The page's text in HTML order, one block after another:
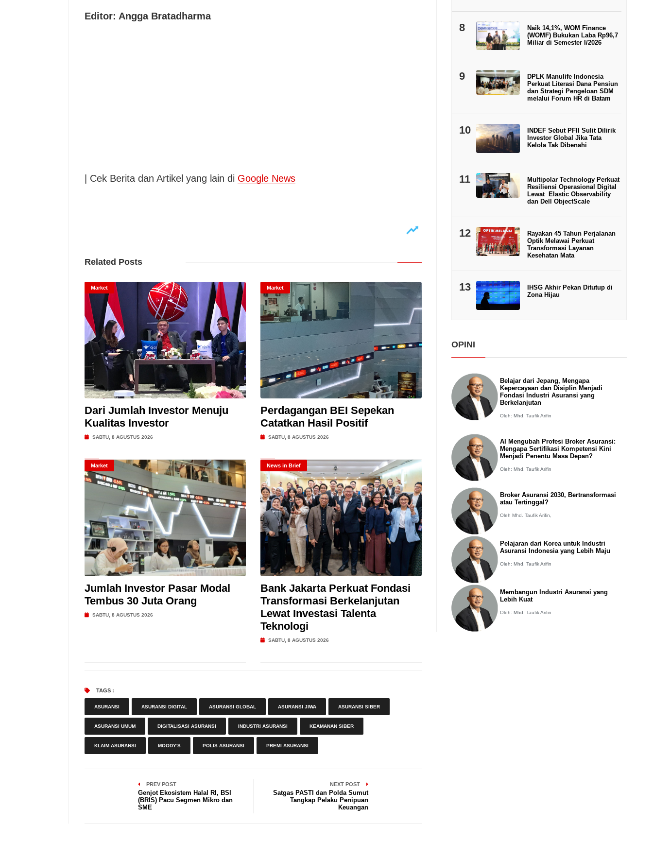
Editor: Angga Bratadharma
| Cek Berita dan Artikel yang lain di Google News
Related Posts
Market
Dari Jumlah Investor Menuju
Kualitas Investor
SABTU, 8 AGUSTUS 2026
Market
Perdagangan BEI Sepekan
Catatkan Hasil Positif
SABTU, 8 AGUSTUS 2026
Market
Jumlah Investor Pasar Modal
Tembus 30 Juta Orang
SABTU, 8 AGUSTUS 2026
News in Brief
Bank Jakarta Perkuat Fondasi
Transformasi Berkelanjutan
Lewat Investasi Talenta
Teknologi
SABTU, 8 AGUSTUS 2026
TAGS :
ASURANSI ASURANSI DIGITAL ASURANSI GLOBAL ASURANSI JIWA ASURANSI SIBER
ASURANSI UMUM DIGITALISASI ASURANSI INDUSTRI ASURANSI KEAMANAN SIBER
KLAIM ASURANSI MOODY'S POLIS ASURANSI PREMI ASURANSI
PREV POST
Genjot Ekosistem Halal RI, BSI
(BRIS) Pacu Segmen Mikro dan
SME
NEXT POST
Satgas PASTI dan Polda Sumut
Tangkap Pelaku Penipuan
Keuangan
8
Naik 14,1%, WOM Finance
(WOMF) Bukukan Laba Rp96,7
Miliar di Semester I/2026
9
DPLK Manulife Indonesia
Perkuat Literasi Dana Pensiun
dan Strategi Pengeloan SDM
melalui Forum HR di Batam
10
INDEF Sebut PFII Sulit Dilirik
Investor Global Jika Tata
Kelola Tak Dibenahi
11
Multipolar Technology Perkuat
Resiliensi Operasional Digital
Lewat Elastic Observability
dan Dell ObjectScale
12
Rayakan 45 Tahun Perjalanan
Optik Melawai Perkuat
Transformasi Layanan
Kesehatan Mata
13
IHSG Akhir Pekan Ditutup di
Zona Hijau
OPINI
Belajar dari Jepang, Mengapa
Kepercayaan dan Disiplin Menjadi
Fondasi Industri Asuransi yang
Berkelanjutan
Oleh: Mhd. Taufik Arifin
AI Mengubah Profesi Broker Asuransi:
Mengapa Sertifikasi Kompetensi Kini
Menjadi Penentu Masa Depan?
Oleh: Mhd. Taufik Arifin
Broker Asuransi 2030, Bertransformasi
atau Tertinggal?
Oleh Mhd. Taufik Arifin,
Pelajaran dari Korea untuk Industri
Asuransi Indonesia yang Lebih Maju
Oleh: Mhd. Taufik Arifin
Membangun Industri Asuransi yang
Lebih Kuat
Oleh: Mhd. Taufik Arifin